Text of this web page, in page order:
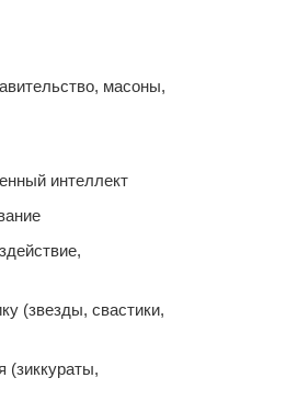
масоны,
интеллект
(звезды, свастики,
(зиккураты,